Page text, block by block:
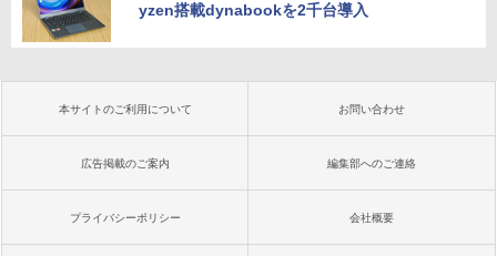
yzen搭載dynabookを2千台導入
本サイトのご利用について お問い合わせ
広告掲載のご案内 編集部へのご連絡
プライバシーポリシー 会社概要